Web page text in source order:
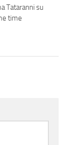
Tataranni su
time